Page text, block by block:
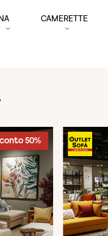
CAMERETTE
50%